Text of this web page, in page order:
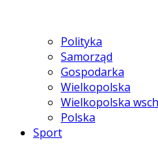
Polityka
Samorząd
Gospodarka
Wielkopolska
Wielkopolska
Polska
Sport